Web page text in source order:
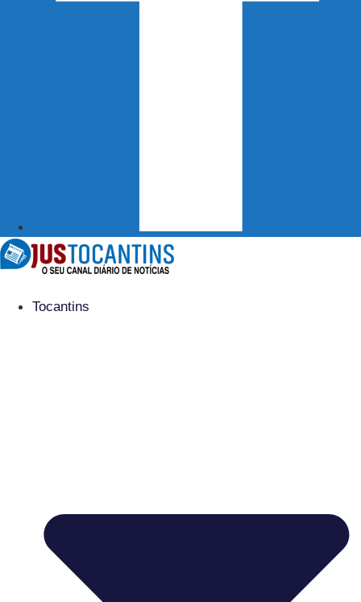
Tocantins